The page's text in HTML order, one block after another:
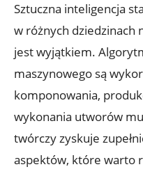
Sztuczna inteligencja
w różnych dziedzinach
jest wyjątkiem.
maszynowego są
komponowania,
wykonania utworów
twórczy zyskuje
aspektów, które warto